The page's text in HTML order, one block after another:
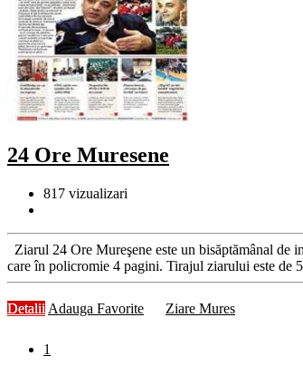
24 Ore Muresene
817 vizualizari
Ziarul 24 Ore Mureşene este un bisăptămânal
care în policromie 4 pagini. Tirajul ziarului este de
Detalii Adauga Favorite Ziare Mures
1